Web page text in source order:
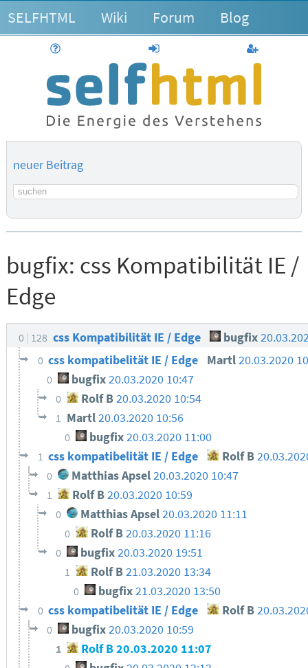
SELFHTML Wiki Forum Blog
anmelden
neuer Beitrag
Suchbegriff
bugfix: css Kompatibilität IE /
Edge
0 128 css Kompatibilität IE / Edge bugfix
0 css kompatibelität IE / Edge Martl20.03.2020
0 bugfix 20.03.2020 10:47
0 Rolf B 20.03.2020 10:54
1 Martl20.03.2020 10:56
0 bugfix20.03.2020 11:00
1 css kompatibelität IE / Edge Rolf B
0 Matthias Apsel 20.03.2020 10:47
1 Rolf B20.03.2020 10:59
0 Matthias Apsel20.03.2020 11:11
0 Rolf B20.03.2020 11:16
0 bugfix20.03.2020 19:51
1 Rolf B21.03.2020 13:34
0 bugfix21.03.2020 13:50
0 css kompatibelität IE / Edge Rolf B
0 bugfix 20.03.2020 10:59
1 Rolf B 20.03.2020 11:07